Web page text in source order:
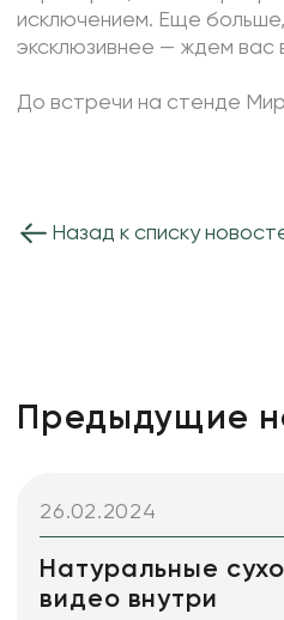
исключением. Еще
эксклюзивнее — ждем вас
До встречи на стенде
Назад к списку
Предыдущие
26.02.2024
Натуральные
видео внутри